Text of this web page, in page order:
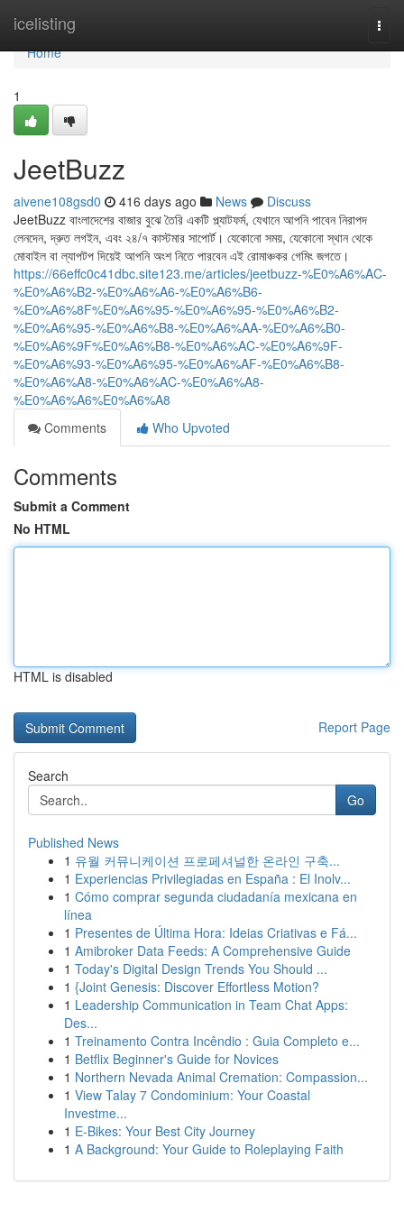
icelisting
Home
Home
1
JeetBuzz
aivene108gsd0 416 days ago News
Discuss
JeetBuzz বাংলাদেশের বাজার বুঝে তৈরি একটি প্ল্যাটফর্ম, যেখানে আপনি পাবেন নিরাপদ
লেনদেন, দ্রুত লগইন, এবং ২৪/৭ কাস্টমার সাপোর্ট। যেকোনো সময়, যেকোনো স্থান থেকে
মোবাইল বা ল্যাপটপ দিয়েই আপনি অংশ নিতে পারবেন এই রোমাঞ্চকর গেমিং জগতে।
https://66effc0c41dbc.site123.me/articles/jeetbuzz-%E0%A6%AC-
%E0%A6%B2-%E0%A6%A6-%E0%A6%B6-
%E0%A6%8F%E0%A6%95-%E0%A6%95-%E0%A6%B2-
%E0%A6%95-%E0%A6%B8-%E0%A6%AA-%E0%A6%B0-
%E0%A6%9F%E0%A6%B8-%E0%A6%AC-%E0%A6%9F-
%E0%A6%93-%E0%A6%95-%E0%A6%AF-%E0%A6%B8-
%E0%A6%A8-%E0%A6%AC-%E0%A6%A8-
%E0%A6%A6%E0%A6%A8
Comments
Who Upvoted
Comments
Submit a Comment
No HTML
HTML is disabled
Report Page
Search
Go
Published News
1 유월 커뮤니케이션 프로페셔널한 온라인 구축...
1 Experiencias Privilegiadas en España : El Inolv...
1 Cómo comprar segunda ciudadanía mexicana en
línea
1 Presentes de Última Hora: Ideias Criativas e Fá...
1 Amibroker Data Feeds: A Comprehensive Guide
1 Today's Digital Design Trends You Should ...
1 {Joint Genesis: Discover Effortless Motion?
1 Leadership Communication in Team Chat Apps:
Des...
1 Treinamento Contra Incêndio : Guia Completo e...
1 Betflix Beginner's Guide for Novices
1 Northern Nevada Animal Cremation: Compassion...
1 View Talay 7 Condominium: Your Coastal
Investme...
1 E-Bikes: Your Best City Journey
1 A Background: Your Guide to Roleplaying Faith